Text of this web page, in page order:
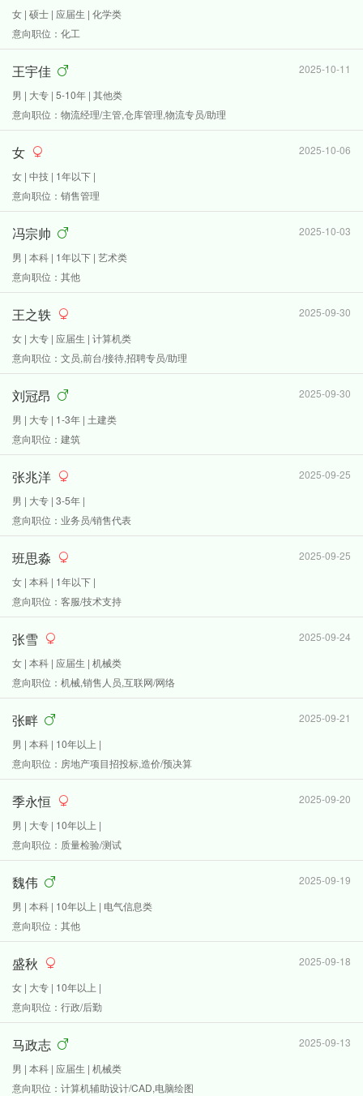
女 | 硕士 | 应届生 | 化学类
意向职位：化工
王宇佳
2025-10-11
男 | 大专 | 5-10年 | 其他类
意向职位：物流经理/主管,仓库管理,物流专员/助理
女
2025-10-06
女 | 中技 | 1年以下 |
意向职位：销售管理
冯宗帅
2025-10-03
男 | 本科 | 1年以下 | 艺术类
意向职位：其他
王之轶
2025-09-30
女 | 大专 | 应届生 | 计算机类
意向职位：文员,前台/接待,招聘专员/助理
刘冠昂
2025-09-30
男 | 大专 | 1-3年 | 土建类
意向职位：建筑
张兆洋
2025-09-25
男 | 大专 | 3-5年 |
意向职位：业务员/销售代表
班思淼
2025-09-25
女 | 本科 | 1年以下 |
意向职位：客服/技术支持
张雪
2025-09-24
女 | 本科 | 应届生 | 机械类
意向职位：机械,销售人员,互联网/网络
张畔
2025-09-21
男 | 本科 | 10年以上 |
意向职位：房地产项目招投标,造价/预决算
季永恒
2025-09-20
男 | 大专 | 10年以上 |
意向职位：质量检验/测试
魏伟
2025-09-19
男 | 本科 | 10年以上 | 电气信息类
意向职位：其他
盛秋
2025-09-18
女 | 大专 | 10年以上 |
意向职位：行政/后勤
马政志
2025-09-13
男 | 本科 | 应届生 | 机械类
意向职位：计算机辅助设计/CAD,电脑绘图